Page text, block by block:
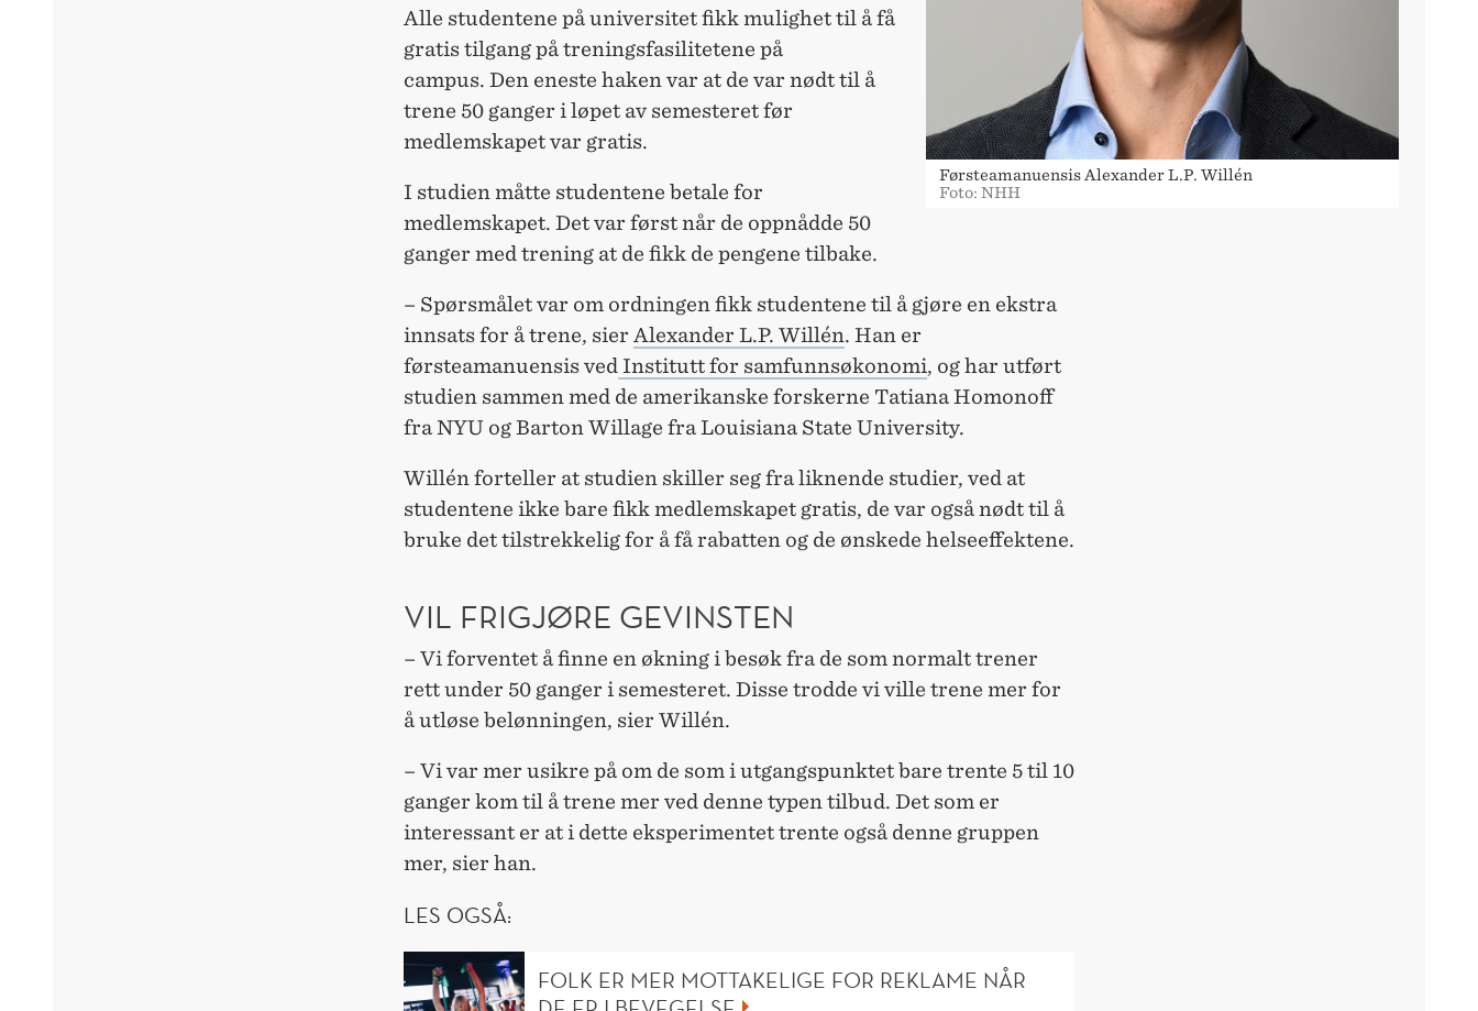
Førsteamanuensis Alexander L.P. Willén
Foto: NHH
Alle studentene på universitet fikk mulighet til å få
gratis tilgang på treningsfasilitetene på
campus. Den eneste haken var at de var nødt til å
trene 50 ganger i løpet av semesteret før
medlemskapet var gratis.
I studien måtte studentene betale for
medlemskapet. Det var først når de oppnådde 50
ganger med trening at de fikk de pengene tilbake.
– Spørsmålet var om ordningen fikk studentene til å gjøre en ekstra
innsats for å trene, sier Alexander L.P. Willén. Han er
førsteamanuensis ved Institutt for samfunnsøkonomi, og har utført
studien sammen med de amerikanske forskerne Tatiana Homonoff
fra NYU og Barton Willage fra Louisiana State University.
Willén forteller at studien skiller seg fra liknende studier, ved at
studentene ikke bare fikk medlemskapet gratis, de var også nødt til å
bruke det tilstrekkelig for å få rabatten og de ønskede helseeffektene.
VIL FRIGJØRE GEVINSTEN
– Vi forventet å finne en økning i besøk fra de som normalt trener
rett under 50 ganger i semesteret. Disse trodde vi ville trene mer for
å utløse belønningen, sier Willén.
– Vi var mer usikre på om de som i utgangspunktet bare trente 5 til 10
ganger kom til å trene mer ved denne typen tilbud. Det som er
interessant er at i dette eksperimentet trente også denne gruppen
mer, sier han.
LES OGSÅ:
FOLK ER MER MOTTAKELIGE FOR REKLAME NÅR